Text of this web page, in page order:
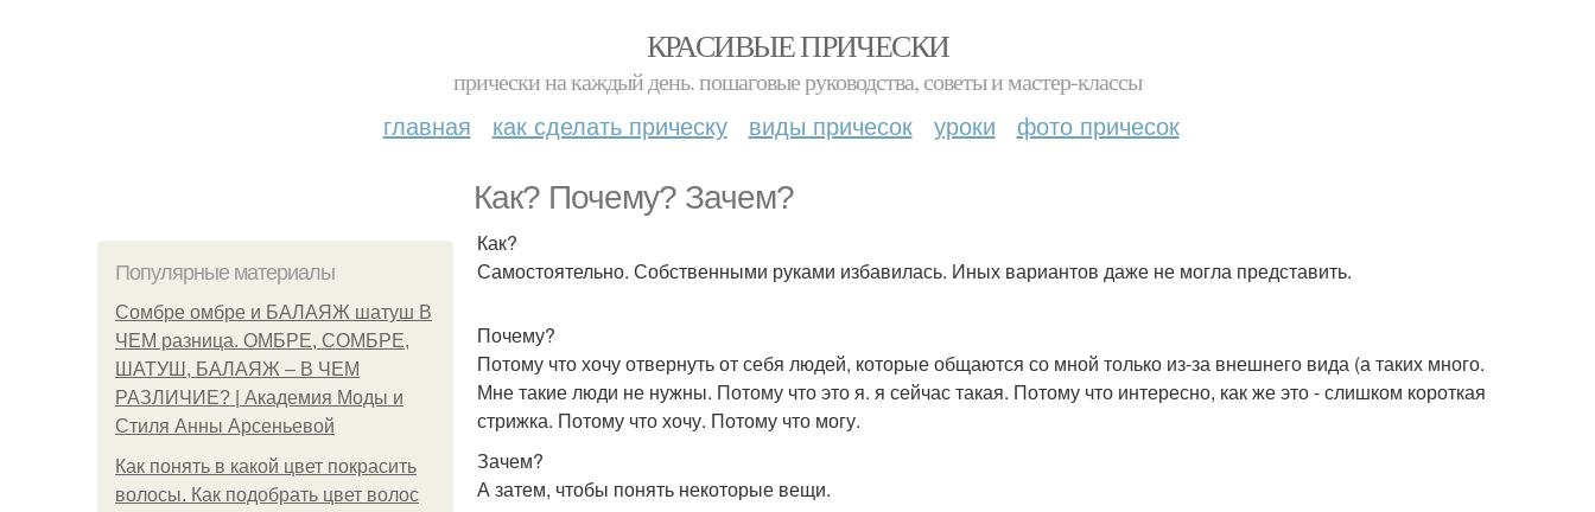
КРАСИВЫЕ ПРИЧЕСКИ
прически на каждый день. пошаговые руководства, советы и мастер-классы
главная как сделать прическу виды причесок уроки фото причесок
Как? Почему? Зачем?
Популярные материалы
Сомбре омбре и БАЛАЯЖ шатуш В
ЧЕМ разница. ОМБРЕ, СОМБРЕ,
ШАТУШ, БАЛАЯЖ – В ЧЕМ
РАЗЛИЧИЕ? | Академия Моды и
Стиля Анны Арсеньевой
Как понять в какой цвет покрасить
волосы. Как подобрать цвет волос
Как?
Самостоятельно. Собственными руками избавилась. Иных вариантов даже не могла представить.
Почему?
Потому что хочу отвернуть от себя людей, которые общаются со мной только из-за внешнего вида (а таких много.
Мне такие люди не нужны. Потому что это я. я сейчас такая. Потому что интересно, как же это - слишком короткая
стрижка. Потому что хочу. Потому что могу.
Зачем?
А затем, чтобы понять некоторые вещи.